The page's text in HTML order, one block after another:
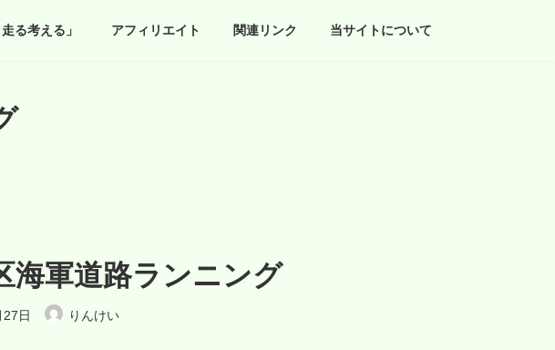
る考える」 アフィリエイト 関連リンク 当サイトについて
軍道路ランニング
日 りんけい